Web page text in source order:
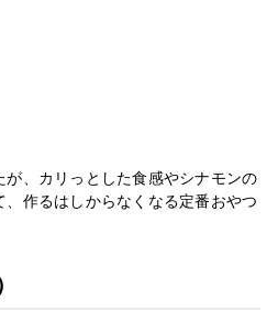
、カリっとした食感やシナモンの
作るはしからなくなる定番おやつ